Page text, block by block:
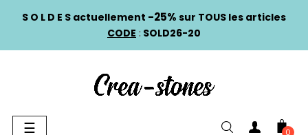
S O L D E S actuellement -25% sur TOUS les articles
CODE : SOLD26-20
Basculer
☰ 0